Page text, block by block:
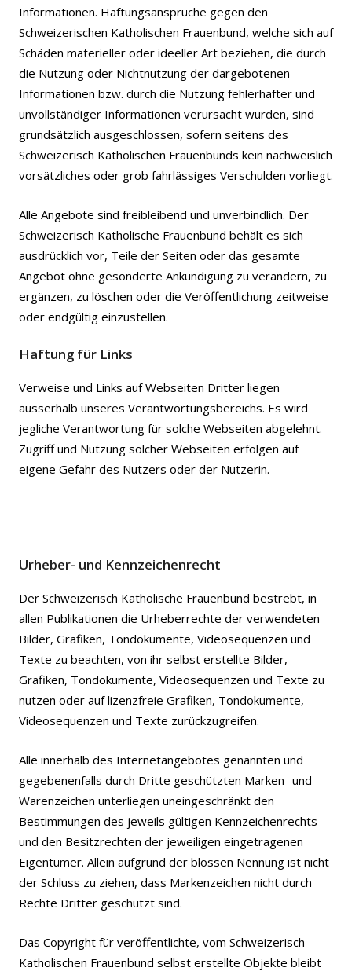
Informationen. Haftungsansprüche gegen den
Schweizerischen Katholischen Frauenbund, welche sich auf
Schäden materieller oder ideeller Art beziehen, die durch
die Nutzung oder Nichtnutzung der dargebotenen
Informationen bzw. durch die Nutzung fehlerhafter und
unvollständiger Informationen verursacht wurden, sind
grundsätzlich ausgeschlossen, sofern seitens des
Schweizerisch Katholischen Frauenbunds kein nachweislich
vorsätzliches oder grob fahrlässiges Verschulden vorliegt.
Alle Angebote sind freibleibend und unverbindlich. Der
Schweizerisch Katholische Frauenbund behält es sich
ausdrücklich vor, Teile der Seiten oder das gesamte
Angebot ohne gesonderte Ankündigung zu verändern, zu
ergänzen, zu löschen oder die Veröffentlichung zeitweise
oder endgültig einzustellen.
Haftung für Links
Verweise und Links auf Webseiten Dritter liegen
ausserhalb unseres Verantwortungsbereichs. Es wird
jegliche Verantwortung für solche Webseiten abgelehnt.
Zugriff und Nutzung solcher Webseiten erfolgen auf
eigene Gefahr des Nutzers oder der Nutzerin.
Urheber- und Kennzeichenrecht
Der Schweizerisch Katholische Frauenbund bestrebt, in
allen Publikationen die Urheberrechte der verwendeten
Bilder, Grafiken, Tondokumente, Videosequenzen und
Texte zu beachten, von ihr selbst erstellte Bilder,
Grafiken, Tondokumente, Videosequenzen und Texte zu
nutzen oder auf lizenzfreie Grafiken, Tondokumente,
Videosequenzen und Texte zurückzugreifen.
Alle innerhalb des Internetangebotes genannten und
gegebenenfalls durch Dritte geschützten Marken- und
Warenzeichen unterliegen uneingeschränkt den
Bestimmungen des jeweils gültigen Kennzeichenrechts
und den Besitzrechten der jeweiligen eingetragenen
Eigentümer. Allein aufgrund der blossen Nennung ist nicht
der Schluss zu ziehen, dass Markenzeichen nicht durch
Rechte Dritter geschützt sind.
Das Copyright für veröffentlichte, vom Schweizerisch
Katholischen Frauenbund selbst erstellte Objekte bleibt